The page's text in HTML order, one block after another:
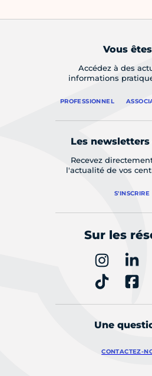
Vous
Accédez à des
informations
PROFESSIONNEL
Les newsletters
Recevez
l'actualité de vos
S'INSCRIRE
Sur les
Une
CONTACTEZ-